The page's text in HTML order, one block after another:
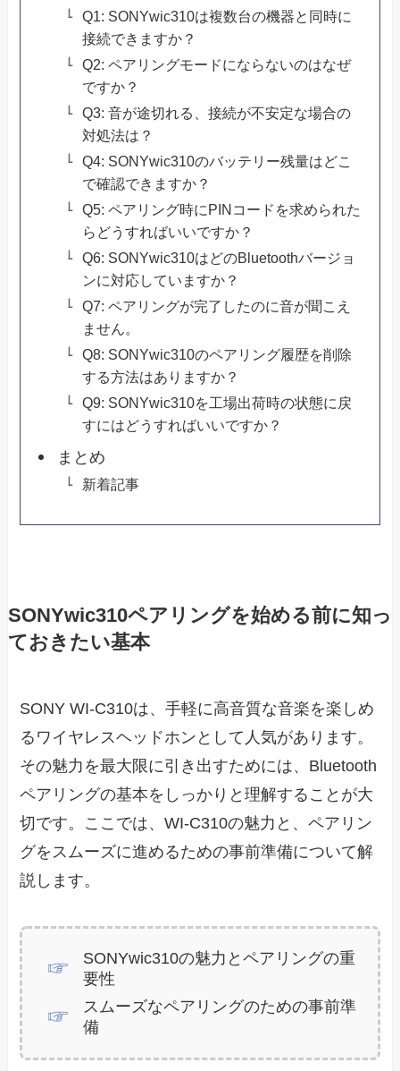
Q1: SONYwic310は複数台の機器と同時に
接続できますか？
Q2: ペアリングモードにならないのはなぜ
ですか？
Q3: 音が途切れる、接続が不安定な場合の
対処法は？
Q4: SONYwic310のバッテリー残量はどこ
で確認できますか？
Q5: ペアリング時にPINコードを求められた
らどうすればいいですか？
Q6: SONYwic310はどのBluetoothバージョ
ンに対応していますか？
Q7: ペアリングが完了したのに音が聞こえ
ません。
Q8: SONYwic310のペアリング履歴を削除
する方法はありますか？
Q9: SONYwic310を工場出荷時の状態に戻
すにはどうすればいいですか？
まとめ
新着記事
SONYwic310ペアリングを始める前に知っ
ておきたい基本
SONY WI-C310は、手軽に高音質な音楽を楽しめ
るワイヤレスヘッドホンとして人気があります。
その魅力を最大限に引き出すためには、Bluetooth
ペアリングの基本をしっかりと理解することが大
切です。ここでは、WI-C310の魅力と、ペアリン
グをスムーズに進めるための事前準備について解
説します。
SONYwic310の魅力とペアリングの重
要性
スムーズなペアリングのための事前準
備